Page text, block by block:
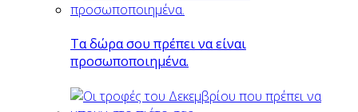
Tα δώρα σου πρέπει να είναι
προσωποποιημένα.